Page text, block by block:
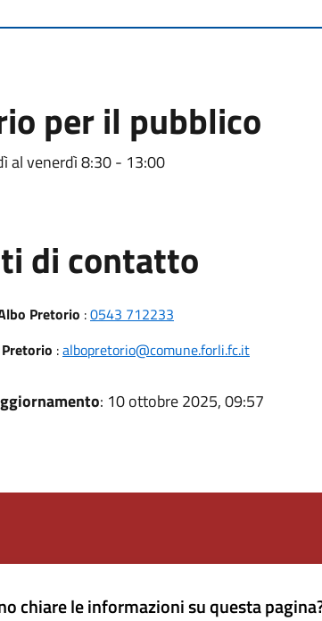
per il pubblico
al venerdì 8:30 - 13:00
di contatto
Pretorio :0543 712233
:albopretorio@comune.forli.fc.it
: 10 ottobre 2025, 09:57
chiare le informazioni su questa